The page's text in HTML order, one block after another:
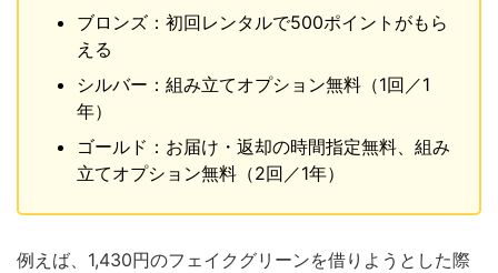
ブロンズ：初回レンタルで500ポイントがもら
える
シルバー：組み立てオプション無料（1回／1
年）
ゴールド：お届け・返却の時間指定無料、組み
立てオプション無料（2回／1年）
例えば、1,430円のフェイクグリーンを借りようとした際